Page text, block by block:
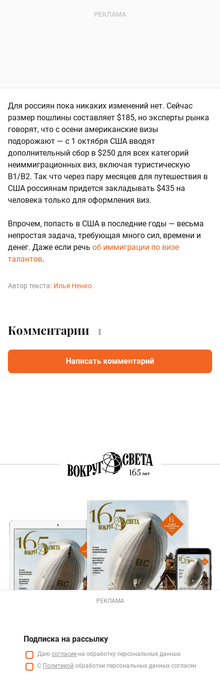
Для россиян пока никаких изменений нет. Сейчас
размер пошлины составляет $185, но эксперты рынка
говорят, что с осени американские визы
подорожают — с 1 октября США вводят
дополнительный сбор в $250 для всех категорий
неиммиграционных виз, включая туристическую
B1/B2. Так что через пару месяцев для путешествия в
США россиянам придется закладывать $435 на
человека только для оформления виз.
Впрочем, попасть в США в последние годы — весьма
непростая задача, требующая много сил, времени и
денег. Даже если речь об иммиграции по визе
талантов.
Автор текста: Илья Ненко
Комментарии 1
Написать комментарий
РЕКЛАМА
Подписка на рассылку
Даю согласие на обработку персональных данных
С Политикой обработки персональных данных согласен